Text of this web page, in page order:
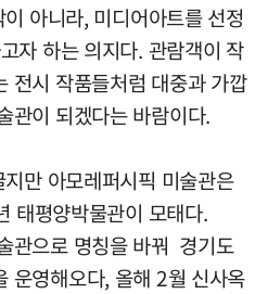
아니라, 미디어아트를 선정
자 하는 의지다. 관람객이 작
전시 작품들처럼 대중과 가깝
관이 되겠다는 바람이다.
만 아모레퍼시픽 미술관은
태평양박물관이 모태다.
관으로 명칭을 바꿔 경기도
운영해오다, 올해 2월 신사옥